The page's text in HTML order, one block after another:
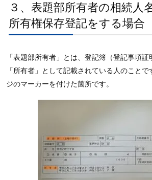
３、表題部所有者の相続人
所有権保存登記をする場合
「表題部所有者」とは、登記簿（登記事項
「所有者」として記載されている人のこと
ジのマーカーを付けた箇所です。